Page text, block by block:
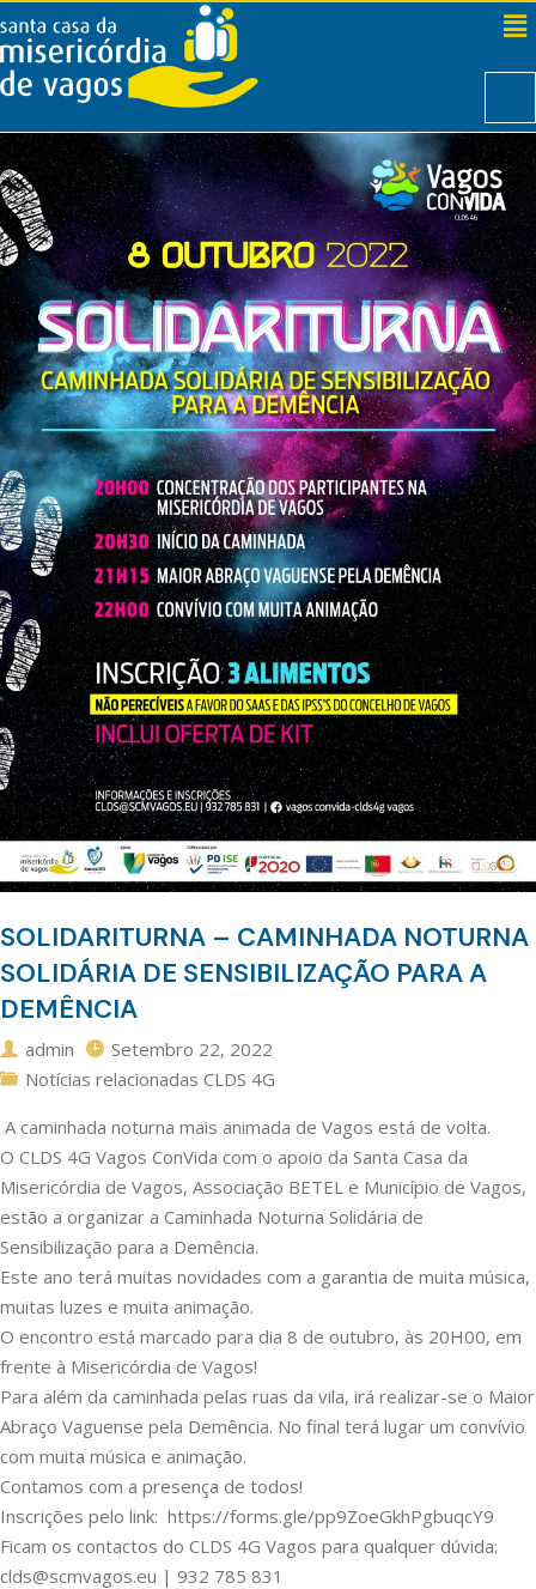
SOLIDARITURNA – CAMINHADA NOTURNA
SOLIDÁRIA DE SENSIBILIZAÇÃO PARA A
DEMÊNCIA
admin
Setembro 22, 2022
Notícias relacionadas CLDS 4G
A caminhada noturna mais animada de Vagos está de volta.
O CLDS 4G Vagos ConVida com o apoio da Santa Casa da
Misericórdia de Vagos, Associação BETEL e Município de Vagos,
estão a organizar a Caminhada Noturna Solidária de
Sensibilização para a Demência.
Este ano terá muitas novidades com a garantia de muita música,
muitas luzes e muita animação.
O encontro está marcado para dia 8 de outubro, às 20H00, em
frente à Misericórdia de Vagos!
Para além da caminhada pelas ruas da vila, irá realizar-se o Maior
Abraço Vaguense pela Demência. No final terá lugar um convívio
com muita música e animação.
Contamos com a presença de todos!
Inscrições pelo link: https://forms.gle/pp9ZoeGkhPgbuqcY9
Ficam os contactos do CLDS 4G Vagos para qualquer dúvida:
clds@scmvagos.eu | 932 785 831